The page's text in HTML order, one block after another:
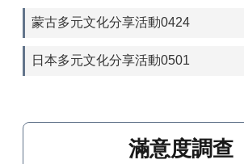
蒙古多元文化分享活動0424
日本多元文化分享活動0501
滿意度調查